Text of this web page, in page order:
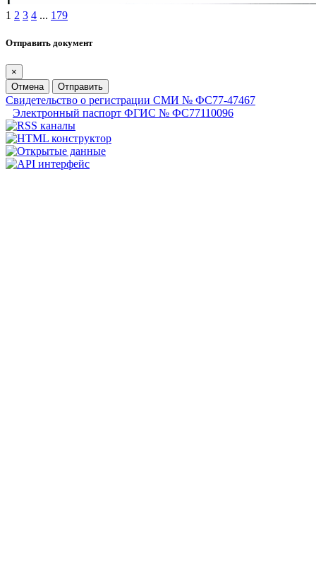
1 2 3 4 ... 179
Отправить документ
×
Отмена
Отправить
Свидетельство о регистрации СМИ № ФС77-47467
Электронный паспорт ФГИС № ФС77110096